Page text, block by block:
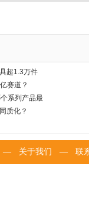
超1.3万件
赛道？
系列产品最
质化？
— 关于我们 — 联